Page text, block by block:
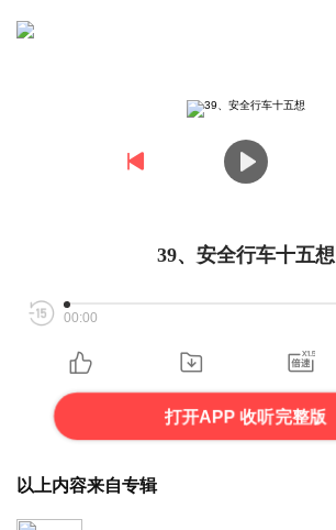
39、安全行车十五想
00:00
打开APP 收听完整版
以上内容来自专辑